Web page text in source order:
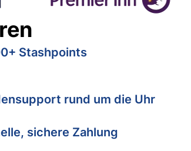
Stashpoints
rund um die Uhr
sichere Zahlung